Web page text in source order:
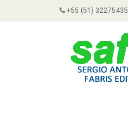
+55 (51) 32275435